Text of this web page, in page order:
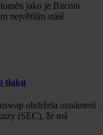
jako je Bitcoin
největším státě
tlaku
obdržela oznámení
(SEC), že má